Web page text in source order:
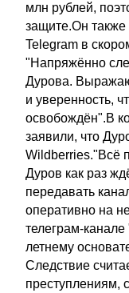
млн рублей,
защите.Он также
Telegram в
"Напряжённо
Дурова.
и уверенность,
освобождён".В
заявили, что
Wildberries."Всё
Дуров как раз
передавать
оперативно на
телеграм-
летнему
Следствие
преступлениям,